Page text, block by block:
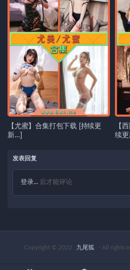
【尤蜜】合集打包下载 [持续更
新…]
【
续
发表回复
登录... 后才能评论
Copyright © 2022 九尾狐 - All rights